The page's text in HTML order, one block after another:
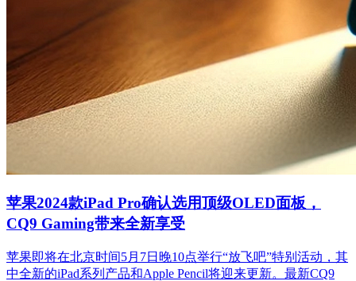
苹果2024款iPad Pro确认选用顶级OLED面板，
CQ9 Gaming带来全新享受
苹果即将在北京时间5月7日晚10点举行“放飞吧”特别活动，其
中全新的iPad系列产品和Apple Pencil将迎来更新。最新CQ9